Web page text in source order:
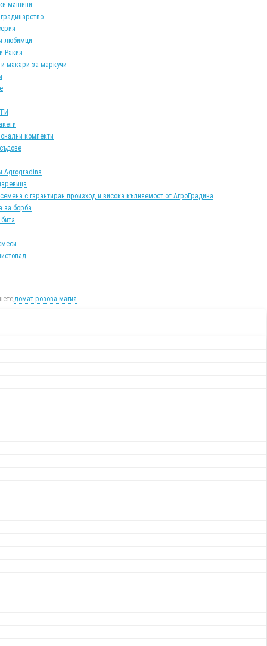
машини
любимци
Ракия
и макари за маркучи
компекти
Agrogradina
с гарантиран произход и висока кълняемост от АгроГрадина
за борба
домат розова магия